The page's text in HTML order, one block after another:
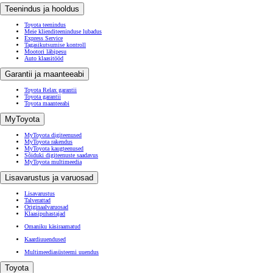
Kuumakse alates 192 € / kuu
Corolla Cross
HÜBRIID
Teenindus ja hooldus
Toyota teenindus
Meie klienditeeninduse lubadus
Express Service
Tagasikutsumise kontroll
Mootori läbipesu
Auto klaasitööd
Garantii ja maanteeabi
Toyota Relax garantii
Toyota garantii
Toyota maanteeabi
MyToyota
MyToyota digiteenused
MyToyota rakendus
MyToyota kaugteenused
Sõiduki digiteenuste saadavus
MyToyota multimeedia
Lisavarustus ja varuosad
Lisavarustus
Talverattad
Originaalvaruosad
Klaasipuhastajad
Omaniku käsiraamatud
Kaardiuuendused
Multimeediasüsteemi uuendus
Toyota